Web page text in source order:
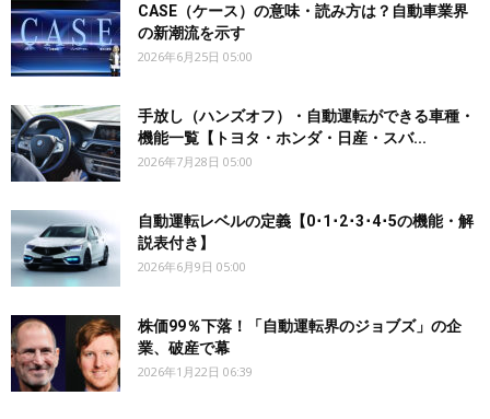
CASE（ケース）の意味・読み方は？自動車業界
の新潮流を示す
2026年6月25日 05:00
手放し（ハンズオフ）・自動運転ができる車種・
機能一覧【トヨタ・ホンダ・日産・スバ...
2026年7月28日 05:00
自動運転レベルの定義【0･1･2･3･4･5の機能・解
説表付き】
2026年6月9日 05:00
株価99％下落！「自動運転界のジョブズ」の企
業、破産で幕
2026年1月22日 06:39